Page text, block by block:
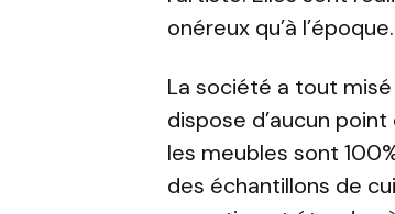
onéreux qu’à l’époque.
La société a tout
dispose d’aucun
les meubles sont
des échantillons de